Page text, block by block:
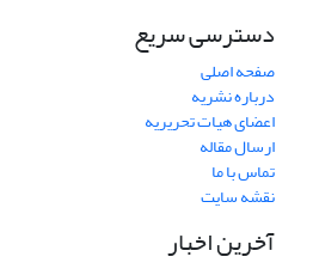
دسترسی سریع
صفحه اصلی
درباره نشریه
اعضای هیات تحریریه
ارسال مقاله
تماس با ما
نقشه سایت
آخرین اخبار